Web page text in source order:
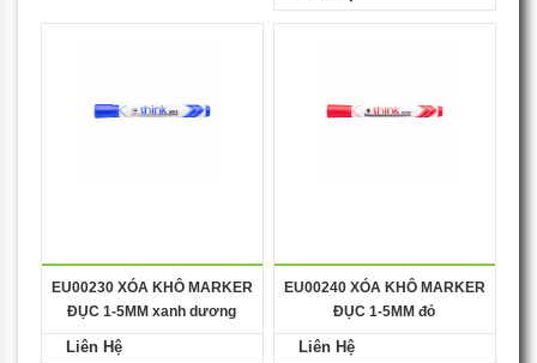
EU00230 XÓA KHÔ MARKER
ĐỤC 1-5MM xanh dương
Liên Hệ
EU00240 XÓA KHÔ MARKER
ĐỤC 1-5MM đỏ
Liên Hệ